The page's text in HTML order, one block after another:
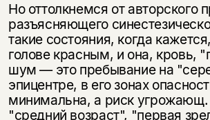
Но оттолкнемся от авторского
разъясняющего
такие со­стояния, когда
голове красным, и она, кровь,
шум — это пребывание на
эпицентре, в его зонах
минимальна, а риск угрожающ.
"сред­ний возраст", "первая